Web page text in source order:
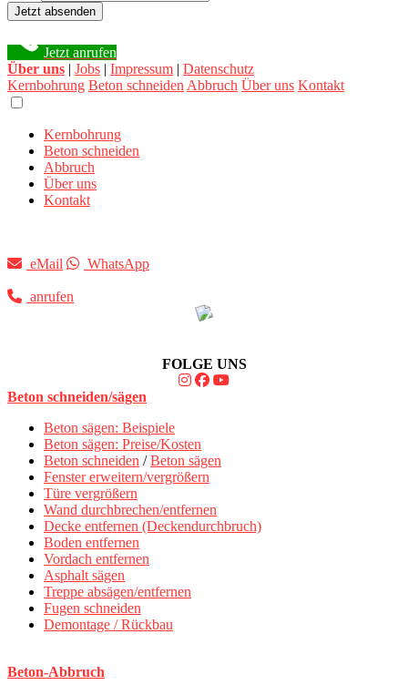
Jetzt absenden
Jetzt anrufen
Über uns | Jobs | Impressum | Datenschutz
Kernbohrung Beton schneiden Abbruch Über uns Kontakt
Kernbohrung
Beton schneiden
Abbruch
Über uns
Kontakt
eMail WhatsApp
anrufen
FOLGE UNS
Beton schneiden/sägen
Beton sägen: Beispiele
Beton sägen: Preise/Kosten
Beton schneiden /Beton sägen
Fenster erweitern/vergrößern
Türe vergrößern
Wand durchbrechen/entfernen
Decke entfernen (Deckendurchbruch)
Boden entfernen
Vordach entfernen
Asphalt sägen
Treppe absägen/entfernen
Fugen schneiden
Demontage / Rückbau
Beton-Abbruch